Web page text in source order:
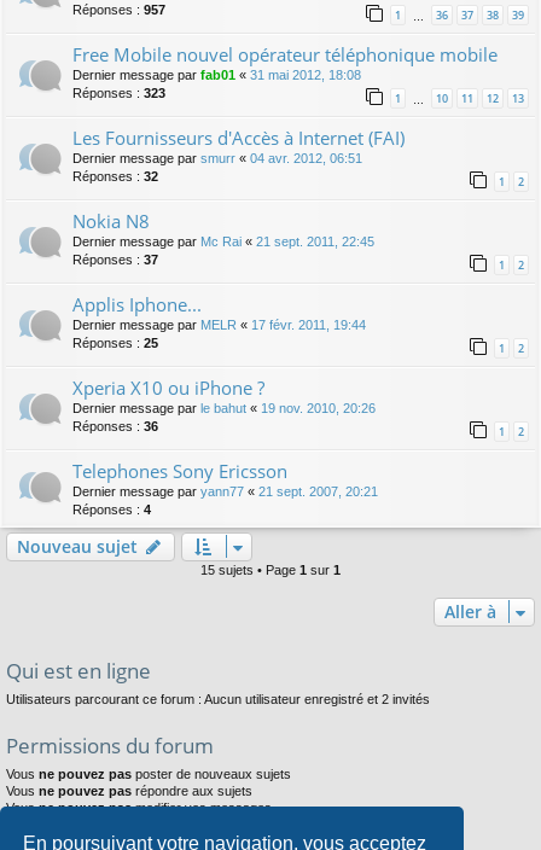
En poursuivant votre navigation, vous acceptez
Réponses : 957 1 36 37 38 39
Free Mobile nouvel opérateur téléphonique mobile
Dernier message par fab01 « 31 mai 2012, 18:08
Réponses : 323 1 10 11 12 13
Les Fournisseurs d'Accès à Internet (FAI)
Dernier message par smurr « 04 avr. 2012, 06:51
Réponses : 32 1 2
Nokia N8
Dernier message par Mc Rai « 21 sept. 2011, 22:45
Réponses : 37 1 2
Applis Iphone...
Dernier message par MELR « 17 févr. 2011, 19:44
Réponses : 25 1 2
Xperia X10 ou iPhone ?
Dernier message par le bahut « 19 nov. 2010, 20:26
Réponses : 36 1 2
Telephones Sony Ericsson
Dernier message par yann77 « 21 sept. 2007, 20:21
Réponses : 4
Nouveau sujet
15 sujets • Page 1 sur 1
Aller à
Qui est en ligne
Utilisateurs parcourant ce forum : Aucun utilisateur enregistré et 2 invités
Permissions du forum
Vous ne pouvez pas poster de nouveaux sujets
Vous ne pouvez pas répondre aux sujets
Vousne pouvez pasmodifier vos messages
Vousne pouvez pasjoindre des fichiers